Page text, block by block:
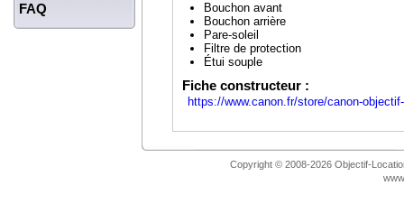
FAQ
Bouchon avant
Bouchon arrière
Pare-soleil
Filtre de protection
Étui souple
Fiche constructeur :
https://www.canon.fr/store/canon-
Copyright © 2008-2026 Objectif-